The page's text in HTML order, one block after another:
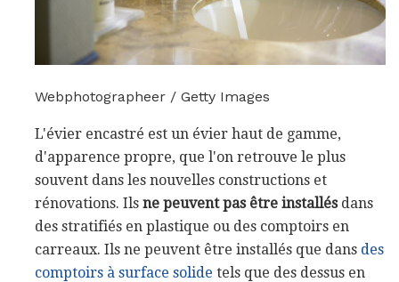
Webphotographeer / Getty Images
L'évier encastré est un évier haut de gamme,
d'apparence propre, que l'on retrouve le plus
souvent dans les nouvelles constructions et
rénovations. Ils ne peuvent pas être installésdans
des stratifiés en plastique ou des comptoirs en
carreaux. Ils ne peuvent être installés que dans des
comptoirs à surface solide tels que des dessus en